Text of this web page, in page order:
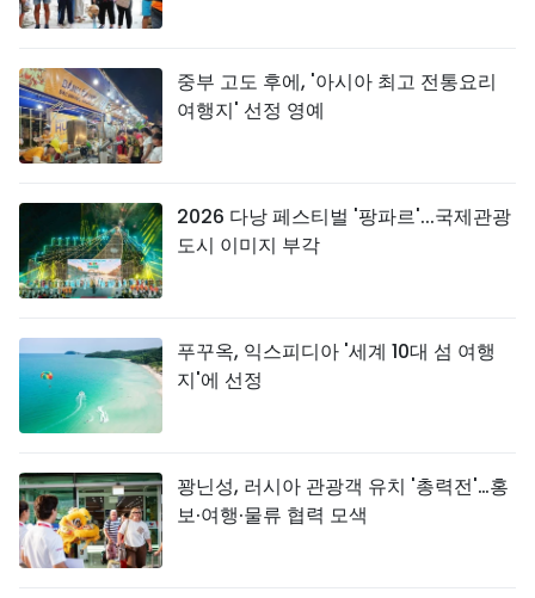
중부 고도 후에, '아시아 최고 전통요리
여행지' 선정 영예
2026 다낭 페스티벌 '팡파르'...국제관광
도시 이미지 부각
푸꾸옥, 익스피디아 '세계 10대 섬 여행
지'에 선정
꽝닌성, 러시아 관광객 유치 '총력전'…홍
보·여행·물류 협력 모색